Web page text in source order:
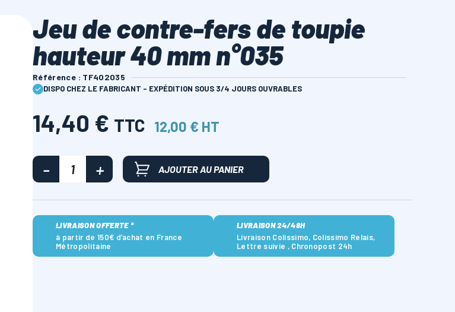
Jeu de contre-fers de toupie
hauteur 40 mm n°035
Référence : TF402035
DISPO CHEZ LE FABRICANT - EXPÉDITION SOUS 3/4 JOURS OUVRABLES
14,40 € TTC 12,00 € HT
AJOUTER AU PANIER
LIVRAISON OFFERTE *
à partir de 150€ d’achat en France
Métropolitaine
LIVRAISON 24/48H
Livraison Colissimo, Colissimo Relais,
Lettre suivie , Chronopost 24h